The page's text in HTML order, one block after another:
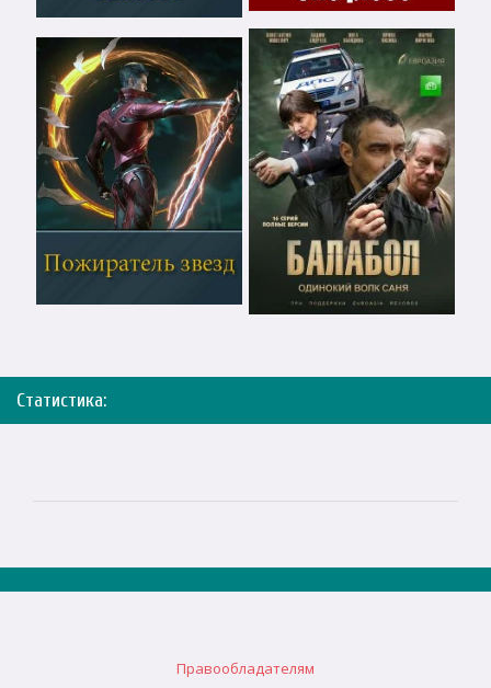
Статистика:
Правообладателям